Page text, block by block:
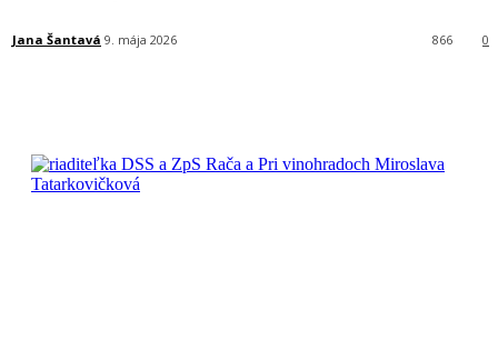
Jana Šantavá 9. mája 2026 0
866